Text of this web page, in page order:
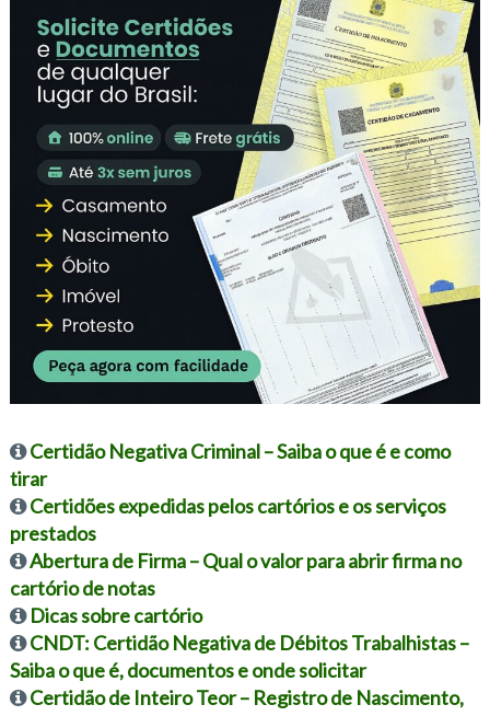
Certidão Negativa Criminal – Saiba o que é e como
tirar
Certidões expedidas pelos cartórios e os serviços
prestados
Abertura de Firma – Qual o valor para abrir firma no
cartório de notas
Dicas sobre cartório
CNDT: Certidão Negativa de Débitos Trabalhistas –
Saiba o que é, documentos e onde solicitar
Certidão de Inteiro Teor – Registro de Nascimento,